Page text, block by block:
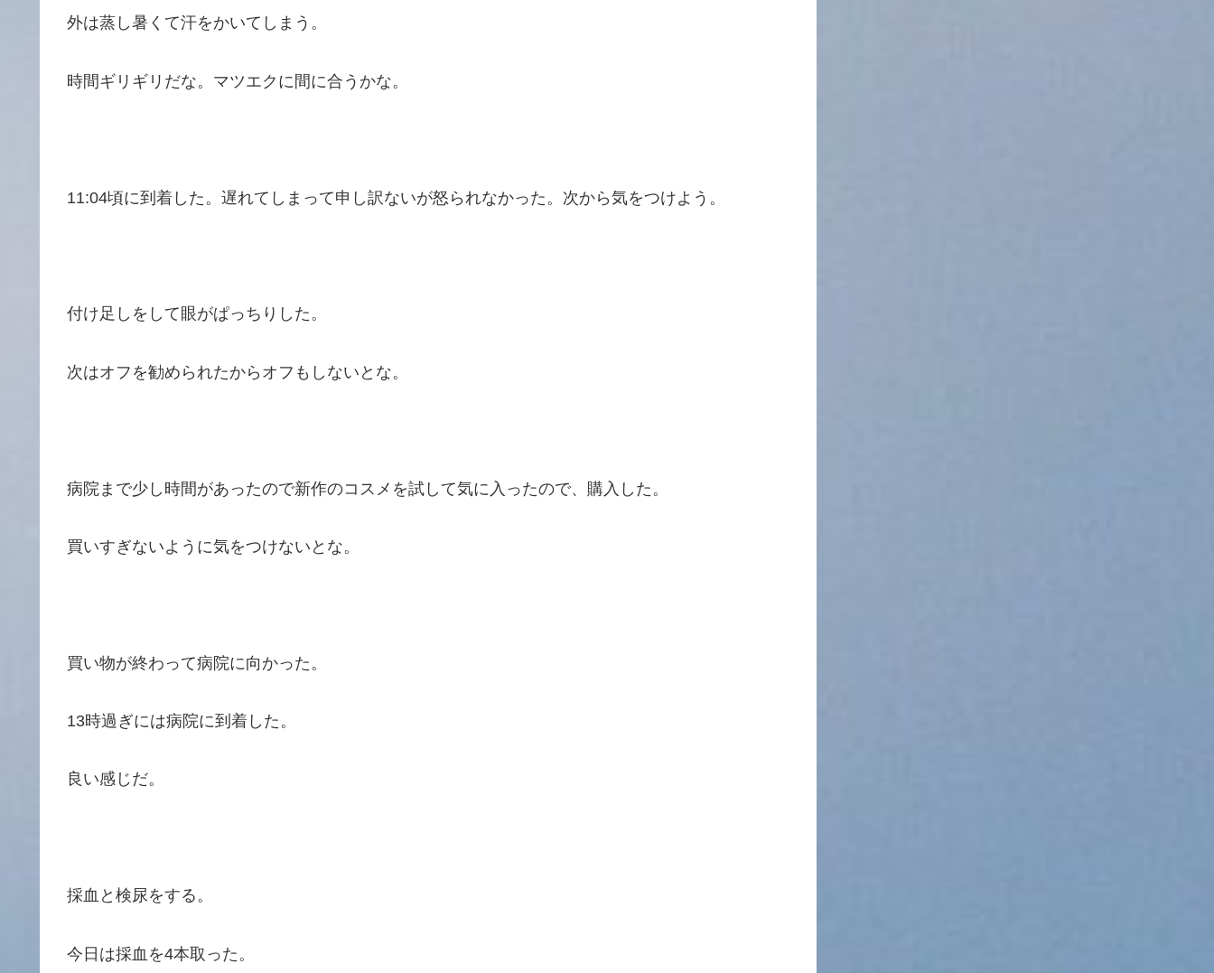
外は蒸し暑くて汗をかいてしまう。
時間ギリギリだな。マツエクに間に合うかな。
11:04頃に到着した。遅れてしまって申し訳ないが怒られなかった。次から気をつけよう。
付け足しをして眼がぱっちりした。
次はオフを勧められたからオフもしないとな。
病院まで少し時間があったので新作のコスメを試して気に入ったので、購入した。
買いすぎないように気をつけないとな。
買い物が終わって病院に向かった。
13時過ぎには病院に到着した。
良い感じだ。
採血と検尿をする。
今日は採血を4本取った。